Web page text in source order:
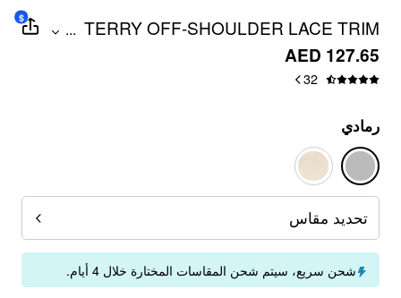
TERRY OFF-SHOULDER LACE TRIM
OVERSIZED SWEATSHIRT
...
AED 127.65
32
$
رمادي
تحديد مقاس
شحن سريع، سيتم شحن المقاسات المختارة خلال 4 أيام.